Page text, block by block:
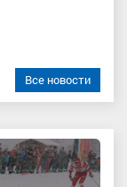
Все новости